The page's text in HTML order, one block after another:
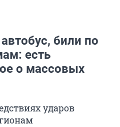
били по
есть
о массовых
ударов